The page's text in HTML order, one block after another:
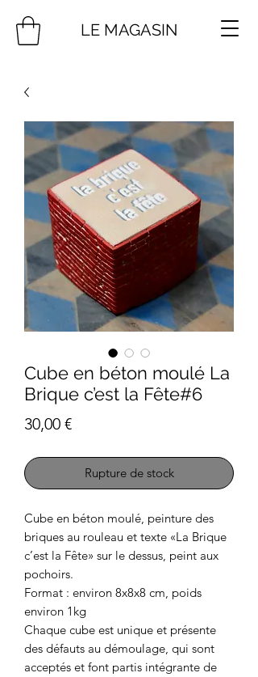
LE MAGASIN
Cube en béton moulé La
Brique c’est la Fête#6
30,00 €Prix
Rupture de stock
Cube en béton moulé, peinture des
briques au rouleau et texte «La Brique
c’est la Fête» sur le dessus, peint aux
pochoirs.
Format : environ 8x8x8 cm, poids
environ 1kg
Chaque cube est unique et présente
des défauts au démoulage, qui sont
acceptés et font partis intégrante de